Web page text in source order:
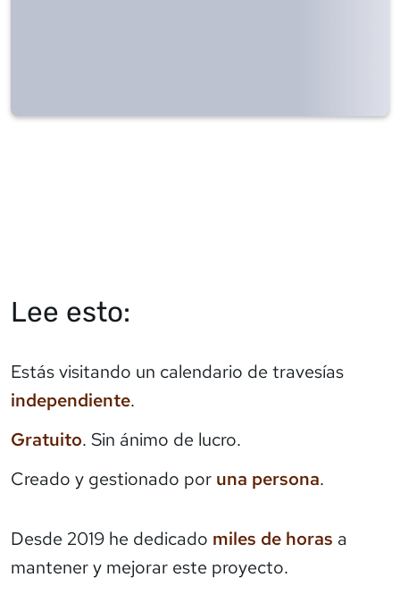
Lee esto:
Estás visitando un calendario de travesías
independiente.
Gratuito. Sin ánimo de lucro.
Creado y gestionado por una persona.
Desde 2019 he dedicado miles de horas a
mantener y mejorar este proyecto.